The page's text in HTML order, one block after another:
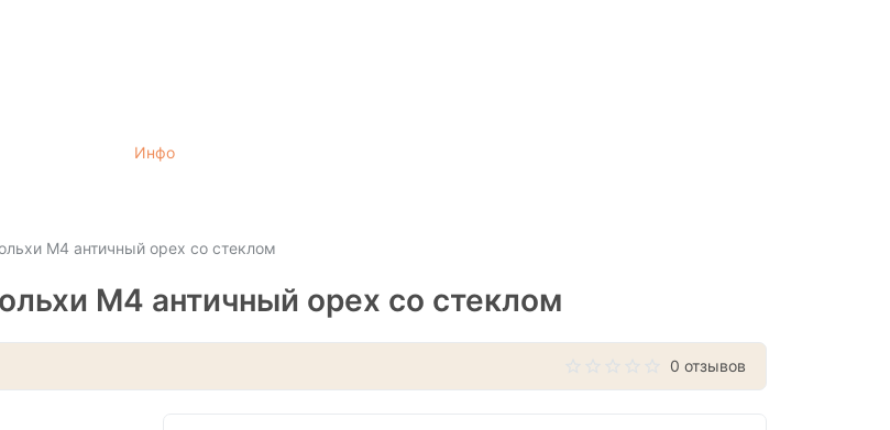
Инфо
М4 античный орех со стеклом
М4 античный орех со стеклом
0 отзывов